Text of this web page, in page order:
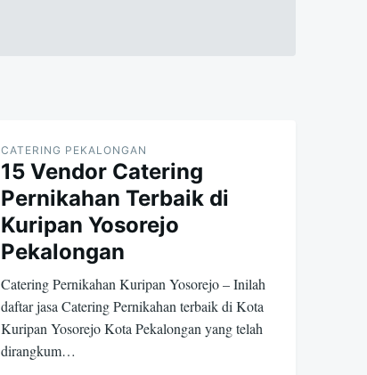
CATERING PEKALONGAN
15 Vendor Catering
Pernikahan Terbaik di
Kuripan Yosorejo
Pekalongan
Catering Pernikahan Kuripan Yosorejo – Inilah
daftar jasa Catering Pernikahan terbaik di Kota
Kuripan Yosorejo Kota Pekalongan yang telah
dirangkum…